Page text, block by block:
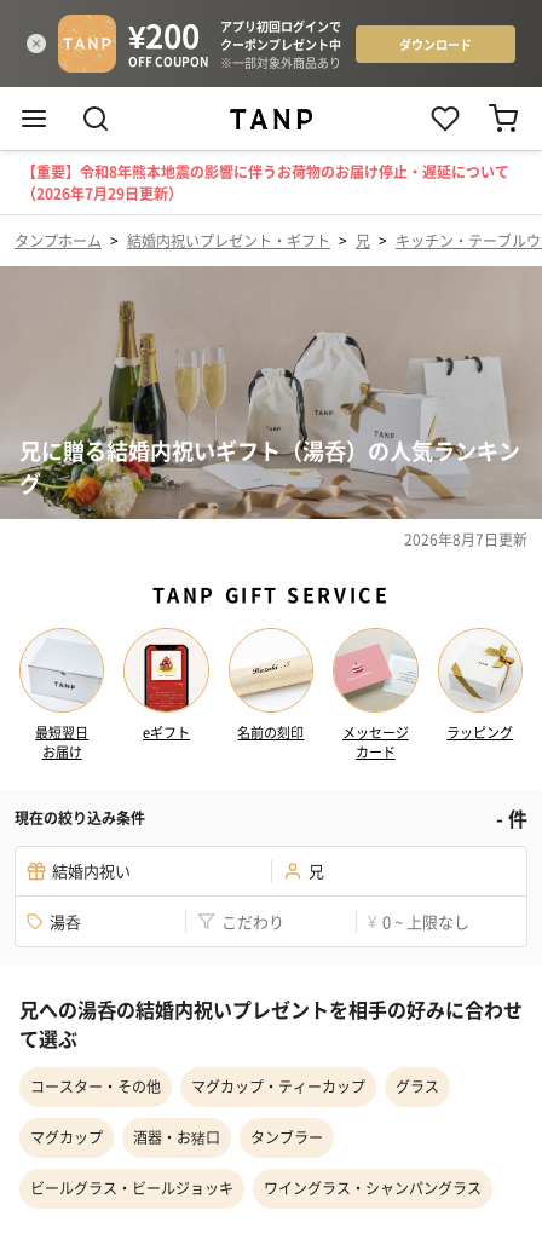
【重要】令和8年熊本地震の影響に伴うお荷物のお届け停止・遅延について
（2026年7月29日更新）
タンプホーム > 結婚内祝いプレゼント・ギフト > 兄 > キッチン・テーブル
兄に贈る結婚内祝いギフト（湯呑）の人気ランキン
グ
2026年8月7日更新
TANP GIFT SERVICE
最短翌日
お届け
eギフト 名前の刻印
メッセージ
カード
ラッピング
現在の絞り込み条件 -件
結婚内祝い 兄
湯呑 こだわり ¥ 0 ~ 上限なし
兄への湯呑の結婚内祝いプレゼントを相手の好みに合わせ
て選ぶ
コースター・その他 マグカップ・ティーカップ グラス
マグカップ 酒器・お猪口 タンブラー
ビールグラス・ビールジョッキ ワイングラス・シャンパングラス